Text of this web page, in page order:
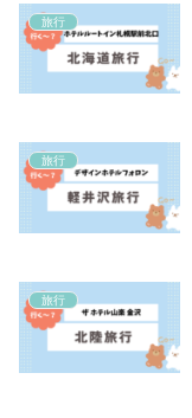
旅行
旅行
旅行